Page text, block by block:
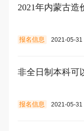
2021年内蒙古造
报名信息 2021-05-31
非全日制本科可
报名信息 2021-05-31